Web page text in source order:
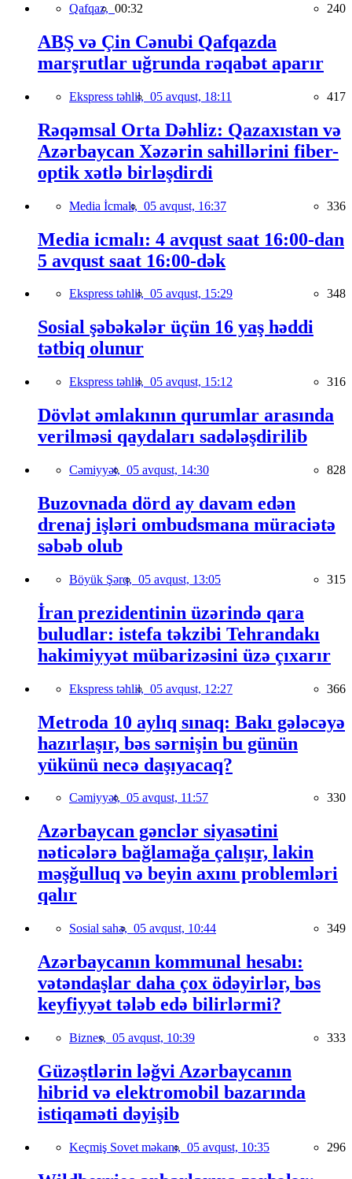
Qafqaz, 00:32 240
ABŞ və Çin Cənubi Qafqazda
marşrutlar uğrunda rəqabət aparır
Ekspress təhlil, 05 avqust, 18:11 417
Rəqəmsal Orta Dəhliz: Qazaxıstan və
Azərbaycan Xəzərin sahillərini fiber-
optik xətlə birləşdirdi
Media İcmalı, 05 avqust, 16:37 336
Media icmalı: 4 avqust saat 16:00-dan
5 avqust saat 16:00-dək
Ekspress təhlil, 05 avqust, 15:29 348
Sosial şəbəkələr üçün 16 yaş həddi
tətbiq olunur
Ekspress təhlil, 05 avqust, 15:12 316
Dövlət əmlakının qurumlar arasında
verilməsi qaydaları sadələşdirilib
Cəmiyyət, 05 avqust, 14:30 828
Buzovnada dörd ay davam edən
drenaj işləri ombudsmana müraciətə
səbəb olub
Böyük Şərq, 05 avqust, 13:05 315
İran prezidentinin üzərində qara
buludlar: istefa təkzibi Tehrandakı
hakimiyyət mübarizəsini üzə çıxarır
Ekspress təhlil, 05 avqust, 12:27 366
Metroda 10 aylıq sınaq: Bakı gələcəyə
hazırlaşır, bəs sərnişin bu günün
yükünü necə daşıyacaq?
Cəmiyyət, 05 avqust, 11:57 330
Azərbaycan gənclər siyasətini
nəticələrə bağlamağa çalışır, lakin
məşğulluq və beyin axını problemləri
qalır
Sosial sahə, 05 avqust, 10:44 349
Azərbaycanın kommunal hesabı:
vətəndaşlar daha çox ödəyirlər, bəs
keyfiyyət tələb edə bilirlərmi?
Biznes, 05 avqust, 10:39 333
Güzəştlərin ləğvi Azərbaycanın
hibrid və elektromobil bazarında
istiqaməti dəyişib
Keçmiş Sovet məkanı, 05 avqust, 10:35 296